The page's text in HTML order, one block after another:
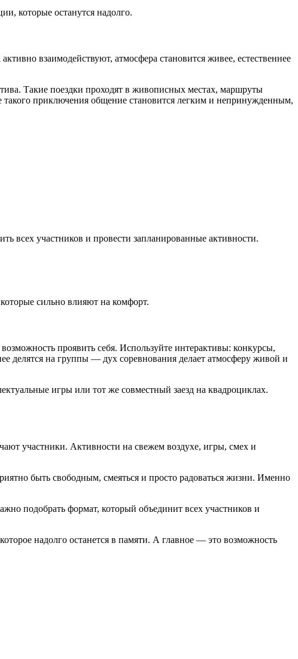
которые останутся надолго.
взаимодействуют, атмосфера становится живее, естественнее
Такие поездки проходят в живописных местах, маршруты
такого приключения общение становится легким и непринужденным,
всех участников и провести запланированные активности.
сильно влияют на комфорт.
проявить себя. Используйте интерактивы: конкурсы,
делятся на группы — дух соревнования делает атмосферу живой и
игры или тот же совместный заезд на квадроциклах.
участники. Активности на свежем воздухе, игры, смех и
быть свободным, смеяться и просто радоваться жизни. Именно
подобрать формат, который объединит всех участников и
надолго останется в памяти. А главное — это возможность